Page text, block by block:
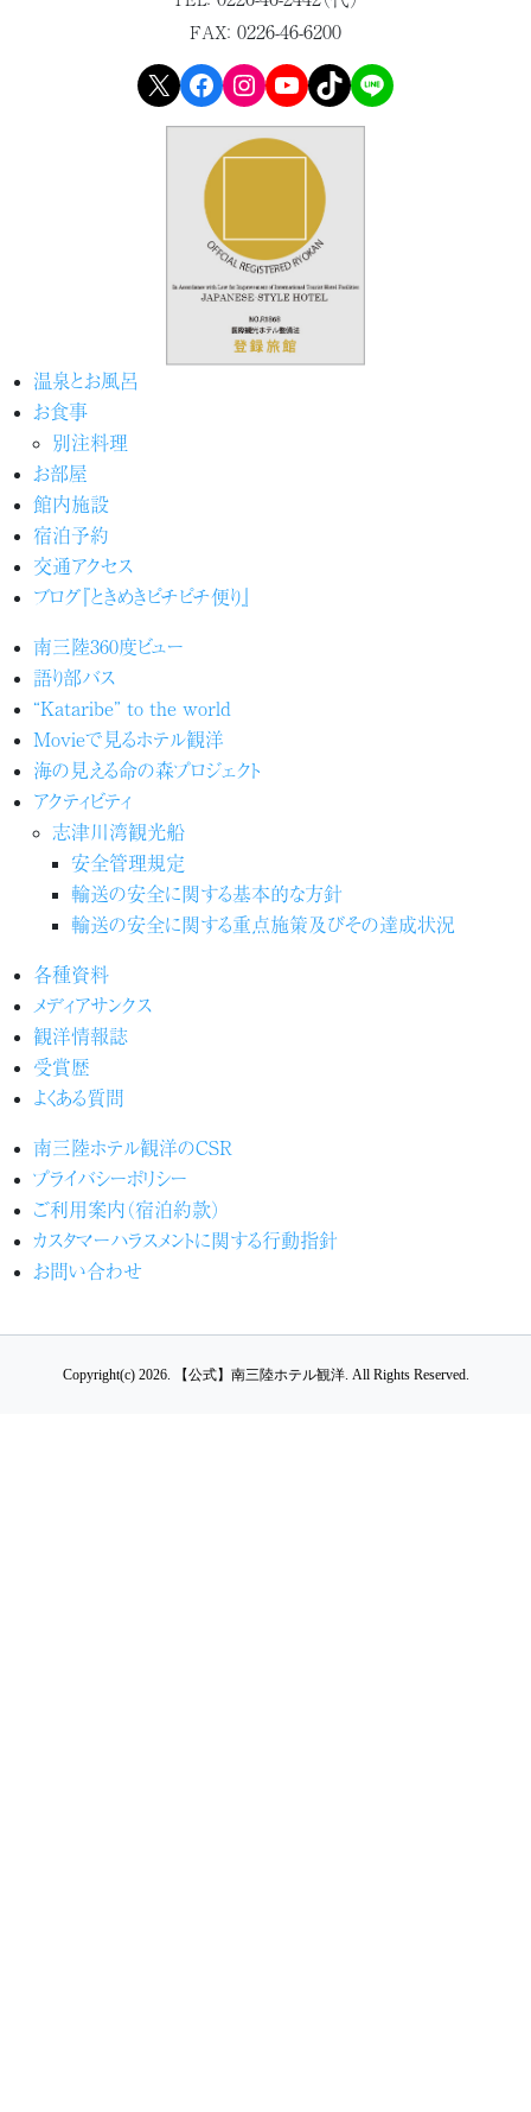
FAX： 0226-46-6200
X Facebook Instagram YouTube TikTok LINE
温泉とお風呂
お食事
別注料理
お部屋
館内施設
宿泊予約
交通アクセス
ブログ『ときめきピチピチ便り』
南三陸360度ビュー
語り部バス
“Kataribe” to the world
Movieで見るホテル観洋
海の見える命の森プロジェクト
アクティビティ
志津川湾観光船
安全管理規定
輸送の安全に関する基本的な方針
輸送の安全に関する重点施策及びその達成状況
各種資料
メディアサンクス
観洋情報誌
受賞歴
よくある質問
南三陸ホテル観洋のCSR
プライバシーポリシー
ご利用案内（宿泊約款）
カスタマーハラスメントに関する行動指針
お問い合わせ
Copyright(c) 2026. 【公式】南三陸ホテル観洋. All Rights Reserved.